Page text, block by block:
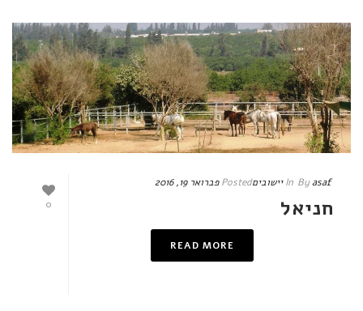
0
Byasaf
In יישוביםPosted פברואר 19, 2016
חניאל
READ MORE